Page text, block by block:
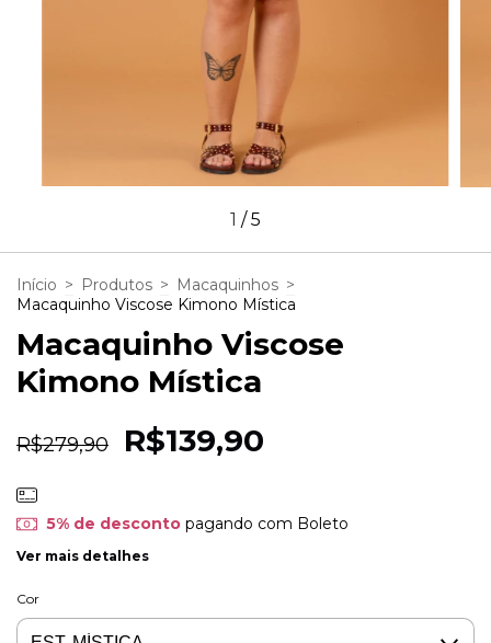
1 /5
Início > Produtos > Macaquinhos >
Macaquinho Viscose Kimono Mística
Macaquinho Viscose
Kimono Mística
R$279,90 R$139,90
5% de descontopagando com Boleto
Ver mais detalhes
Cor